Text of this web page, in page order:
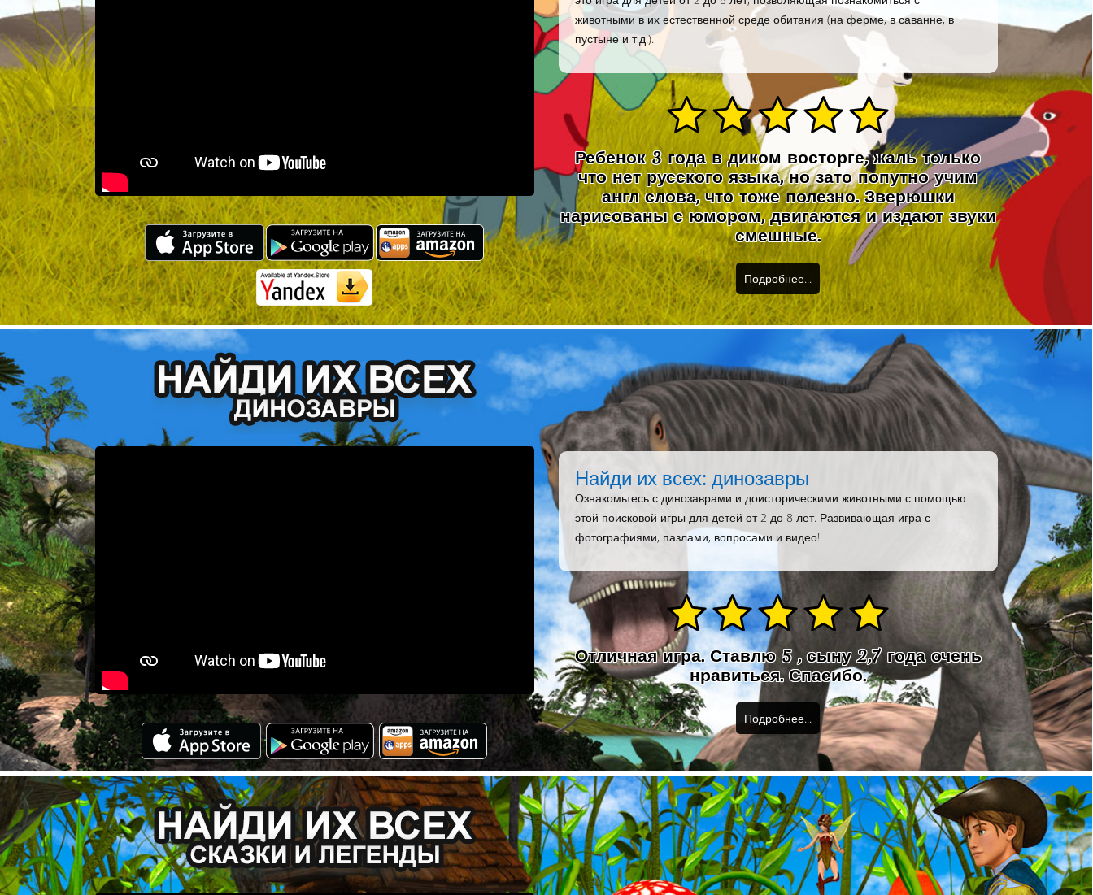
животными в их естественной среде обитания (на ферме, в саванне, в
пустыне и т.д.).
Ребенок 3 года в диком восторге, жаль только
что нет русского языка, но зато попутно учим
англ слова, что тоже полезно. Зверюшки
нарисованы с юмором, двигаются и издают звуки
смешные.
Подробнее...
Найди их всех: динозавры
Ознакомьтесь с динозаврами и доисторическими животными с помощью
этой поисковой игры для детей от 2 до 8 лет. Развивающая игра с
фотографиями, пазлами, вопросами и видео!
Отличная игра. Ставлю 5 , сыну 2,7 года очень
нравиться. Спасибо.
Подробнее...